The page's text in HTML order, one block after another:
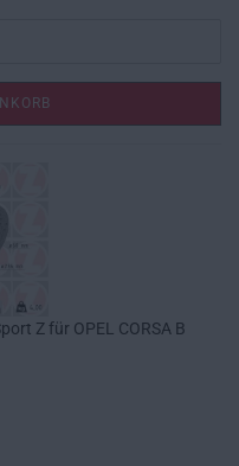
Z für OPEL CORSA B